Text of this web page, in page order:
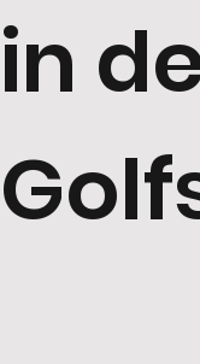
in